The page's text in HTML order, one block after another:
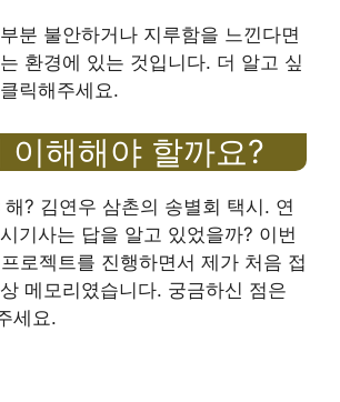
분 불안하거나 지루함을 느낀다면
환경에 있는 것입니다. 더 알고 싶
릭해주세요.
이해해야 할까요?
? 김연우 삼촌의 송별회 택시. 연
기사는 답을 알고 있었을까? 이번
로젝트를 진행하면서 제가 처음 접
메모리였습니다. 궁금하신 점은
세요.